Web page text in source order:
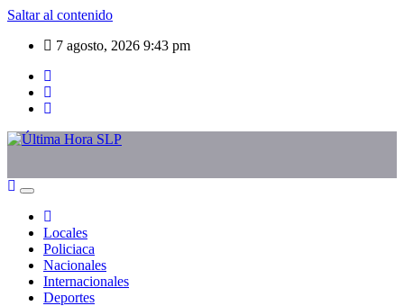
Saltar al contenido
7 agosto, 2026 9:43 pm
Locales
Policiaca
Nacionales
Internacionales
Deportes